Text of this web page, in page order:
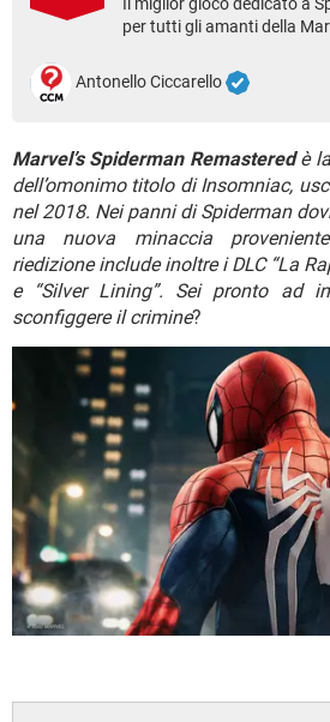
TIKTOK
per tutti gli amanti della
Antonello Ciccarello
Marvel’s Spiderman Remasteredè la
dell’omonimo titolo di Insomniac,
nel 2018. Nei panni di Spiderman
una nuova minaccia
riedizione include inoltre i DLC “La
e “Silver Lining”. Sei pronto ad
sconfiggere il crimine?